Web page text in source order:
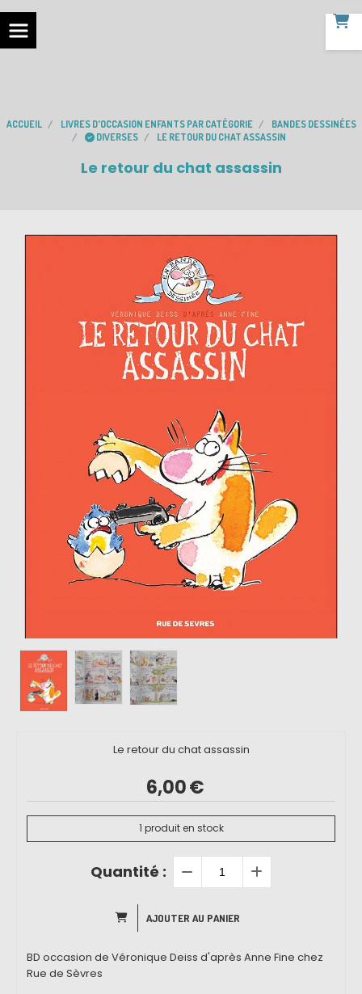
ACCUEIL LIVRES D'OCCASION ENFANTS PAR CATÉGORIE
BANDES DESSINÉES
DIVERSES
LE RETOUR DU CHAT ASSASSIN
Le retour du chat assassin
Le retour du chat assassin
6,00€
1 produit en stock
Quantité :
AJOUTER AU PANIER
BD occasion de Véronique Deiss d'après Anne Fine chez
Rue de Sèvres